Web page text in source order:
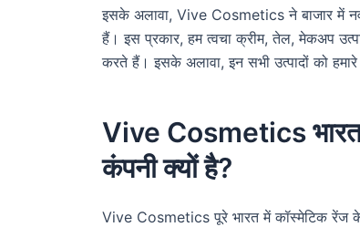
इसके अलावा, Vive Cosmetics ने बाजार में
हैं। इस प्रकार, हम त्वचा क्रीम, तेल, मेकअप
करते हैं। इसके अलावा, इन सभी उत्पादों को हमारे
Vive Cosmetics भारत में
कंपनी क्यों है?
Vive Cosmetics पूरे भारत में कॉस्मेटिक रेंज के